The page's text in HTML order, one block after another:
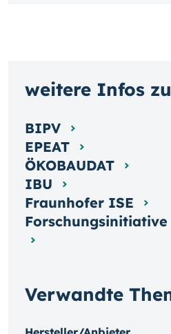
Verwandte
weitere Infos
BIPV
EPEAT
ÖKOBAUDAT
IBU
Fraunhofer ISE